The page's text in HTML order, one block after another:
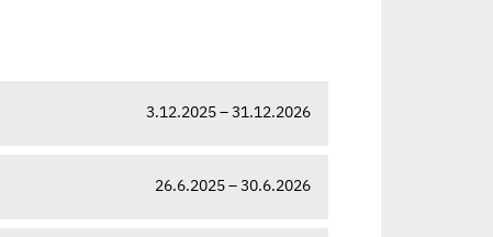
3.12.2025 – 31.12.2026
26.6.2025 – 30.6.2026